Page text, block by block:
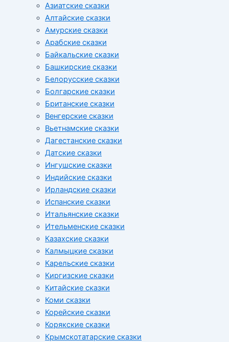
Азиатские сказки
Алтайские сказки
Амурские сказки
Арабские сказки
Байкальские сказки
Башкирские сказки
Белорусские сказки
Болгарские сказки
Британские сказки
Венгерские сказки
Вьетнамские сказки
Дагестанские сказки
Датские сказки
Ингушские сказки
Индийские сказки
Ирландские сказки
Испанские сказки
Итальянские сказки
Ительменские сказки
Казахские сказки
Калмыцкие сказки
Карельские сказки
Киргизские сказки
Китайские сказки
Коми сказки
Корейские сказки
Корякские сказки
Крымскотатарские сказки